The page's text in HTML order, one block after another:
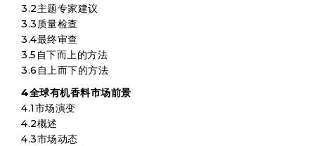
3.2主题专家建议
3.3质量检查
3.4最终审查
3.5自下而上的方法
3.6自上而下的方法
4全球有机香料市场前景
4.1市场演变
4.2概述
4.3市场动态